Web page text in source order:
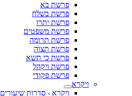
פרשת בא
פרשת בשלח
פרשת יתרו
פרשת משפטים
פרשת תרומה
פרשת תצוה
פרשת כי תשא
פרשת ויקהל
פרשת פקודי
ויקרא
ויקרא - סדרות שיעורים